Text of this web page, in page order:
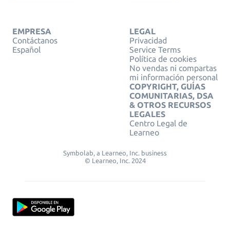
EMPRESA
Contáctanos
Español
LEGAL
Privacidad
Service Terms
Política de cookies
No vendas ni compartas
mi información personal
COPYRIGHT, GUÍAS
COMUNITARIAS, DSA
& OTROS RECURSOS
LEGALES
Centro Legal de
Learneo
Symbolab, a Learneo, Inc. business
© Learneo, Inc. 2024